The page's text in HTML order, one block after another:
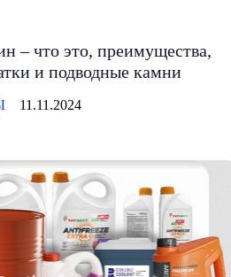
– что это, преимущества,
и подводные камни
11.11.2024